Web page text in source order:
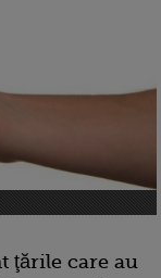
ţările care au